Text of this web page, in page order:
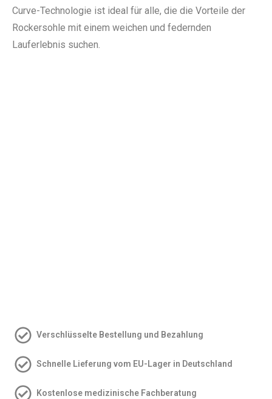
Curve-Technologie ist ideal für alle, die die Vorteile der
Rockersohle mit einem weichen und federnden
Lauferlebnis suchen.
Verschlüsselte Bestellung und Bezahlung
Schnelle Lieferung vom EU-Lager in Deutschland
Kostenlose medizinische Fachberatung